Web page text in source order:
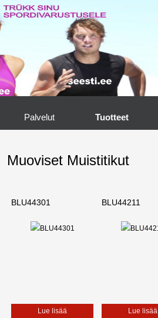
Palvelut Tuotteet
Muoviset Muistitikut
BLU44301
Lue lisää
BLU44211
Lue lisää